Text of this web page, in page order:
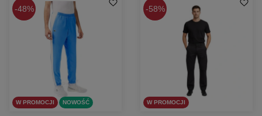
48%
W PROMOCJI NOWOŚĆ
58%
W PROMOCJI